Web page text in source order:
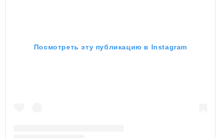
Посмотреть эту публикацию в Instagram